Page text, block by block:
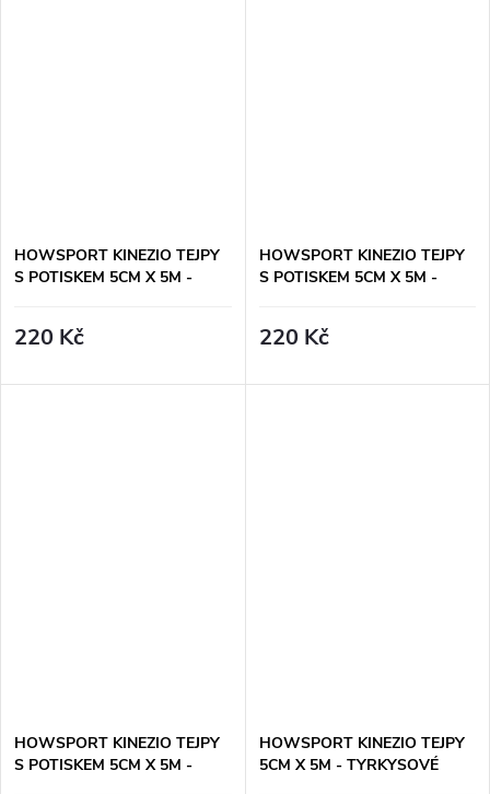
HOWSPORT KINEZIO TEJPY
S POTISKEM 5CM X 5M -
220 Kč
HOWSPORT KINEZIO TEJPY
S POTISKEM 5CM X 5M -
220 Kč
HOWSPORT KINEZIO TEJPY
S POTISKEM 5CM X 5M -
HOWSPORT KINEZIO TEJPY
5CM X 5M - TYRKYSOVÉ